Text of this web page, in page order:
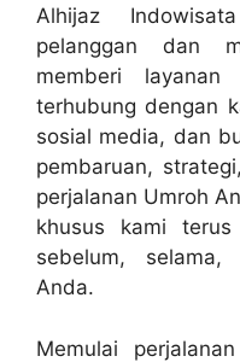
Alhijaz
pelanggan dan
memberi
terhubung dengan
sosial media, dan
pembaruan,
perjalanan Umroh
khusus kami
sebelum,
Anda.
Memulai